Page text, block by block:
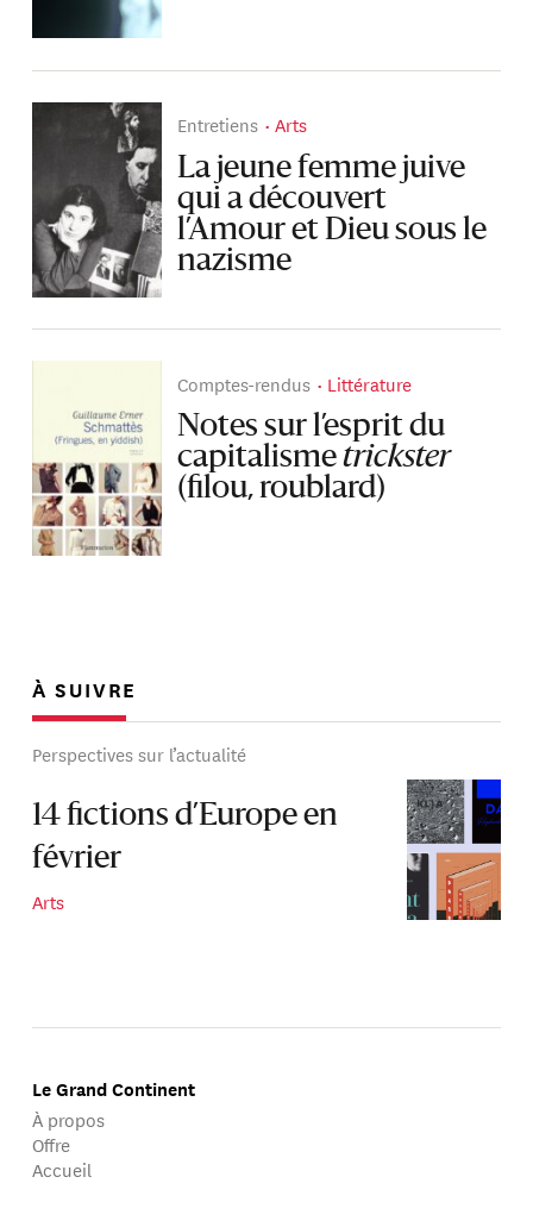
Entretiens Arts
La jeune femme juive
qui a découvert
l’Amour et Dieu sous le
nazisme
Comptes-rendus Littérature
Notes sur l’esprit du
capitalismetrickster
(filou, roublard)
À SUIVRE
Perspectives sur l’actualité
14 fictions d’Europe en
février
Arts
Le Grand Continent
À propos
Offre
Accueil